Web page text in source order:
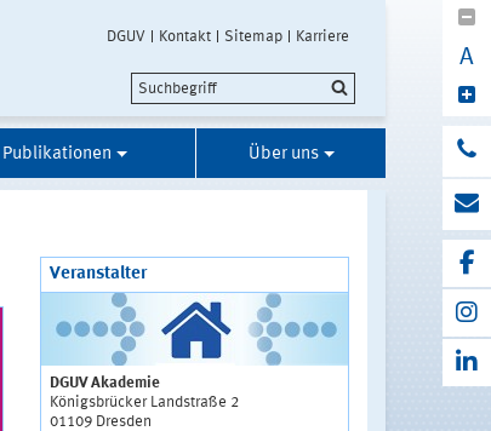
DGUV Kontakt Sitemap Karriere
A
Publikationen Über uns
Veranstalter
DGUV Akademie
Königsbrücker Landstraße 2
01109 Dresden